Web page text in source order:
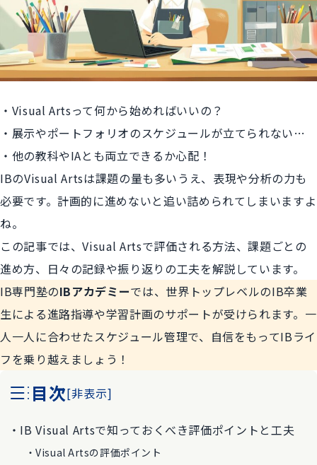
・Visual Artsって何から始めればいいの？
・展示やポートフォリオのスケジュールが立てられない…
・他の教科やIAとも両立できるか心配！
IBのVisual Artsは課題の量も多いうえ、表現や分析の力も
必要です。計画的に進めないと追い詰められてしまいますよ
ね。
この記事では、Visual Artsで評価される方法、課題ごとの
進め方、日々の記録や振り返りの工夫を解説しています。
IB専門塾のIBアカデミーでは、世界トップレベルのIB卒業
生による進路指導や学習計画のサポートが受けられます。一
人一人に合わせたスケジュール管理で、自信をもってIBライ
フを乗り越えましょう！
目次[非表示]
IB Visual Artsで知っておくべき評価ポイントと工夫
Visual Artsの評価ポイント